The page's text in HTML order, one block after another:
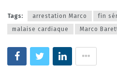
Tags: arrestation Marco
fin
malaise cardiaque
Marco